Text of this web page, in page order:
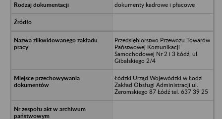
dokumenty kadrowe i płacowe
Przedsiębiorstwo Przewozu Towarów
Państwowej Komunikacji
Samochodowej Nr 2 i 3 Łódź, ul.
Gibalskiego 2/4
Łódzki Urząd Wojewódzki w Łodzi
Zakład Obsługi Administracji ul.
Żeromskiego 87 Łódź tel. 637 39 25